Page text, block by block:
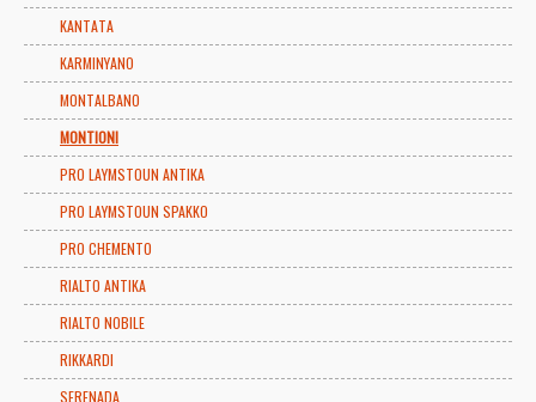
KANTATA
KARMINYANO
MONTALBANO
MONTIONI
PRO LAYMSTOUN ANTIKA
PRO LAYMSTOUN SPAKKO
PRO CHEMENTO
RIALTO ANTIKA
RIALTO NOBILE
RIKKARDI
SERENADA